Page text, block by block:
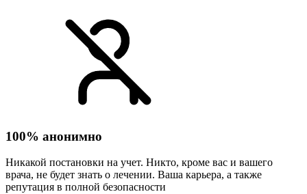
100% анонимно
Никакой постановки на учет. Никто, кроме вас и вашего
врача, не будет знать о лечении. Ваша карьера, а также
репутация в полной безопасности